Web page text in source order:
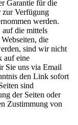
Garantie für die
Verfügung
werden.
auf die mittels
die
sind wir nicht
auf eine
Sie uns via Email
den Link sofort
sind
der Seiten oder
Zustimmung von